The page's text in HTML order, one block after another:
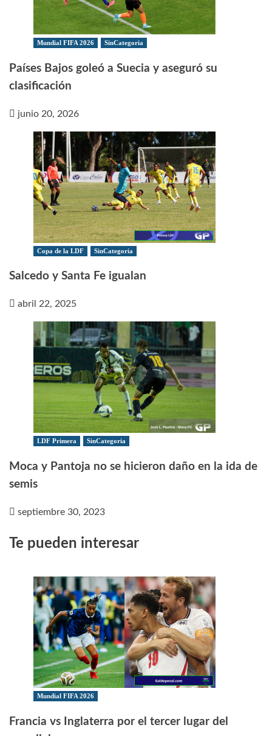
Mundial FIFA 2026 SinCategoria
Países Bajos goleó a Suecia y aseguró su
clasificación
junio 20, 2026
Copa de la LDF SinCategoria
Salcedo y Santa Fe igualan
abril 22, 2025
LDF Primera SinCategoria
Moca y Pantoja no se hicieron daño en la ida de
semis
septiembre 30, 2023
Te pueden interesar
Mundial FIFA 2026
Francia vs Inglaterra por el tercer lugar del